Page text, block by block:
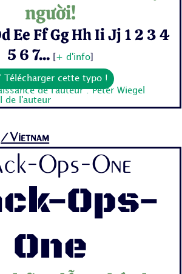
người!
Ee Ff Gg Hh Ii Jj 1 2 3 4
5 6 7...[ + d'info]
Télécharger cette typo !
de l'auteur : Peter Wiegel
de l'auteur
/Vietnam
Ops-One
Ops-
One